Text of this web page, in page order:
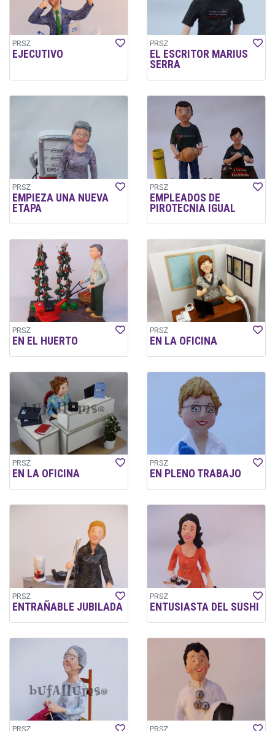
PRSZ
EJECUTIVO
PRSZ
EL ESCRITOR MARIUS
SERRA
PRSZ
EMPIEZA UNA NUEVA
ETAPA
PRSZ
EMPLEADOS DE
PIROTECNIA IGUAL
PRSZ
EN EL HUERTO
PRSZ
EN LA OFICINA
PRSZ
EN LA OFICINA
PRSZ
EN PLENO TRABAJO
PRSZ
ENTRAÑABLE JUBILADA
PRSZ
ENTUSIASTA DEL SUSHI
PRSZ PRSZ